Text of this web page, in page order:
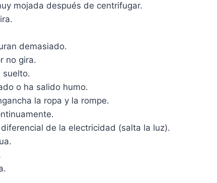
mojada después de centrifugar.
demasiado.
no gira.
suelto.
o ha salido humo.
la ropa y la rompe.
de la electricidad (salta la luz).